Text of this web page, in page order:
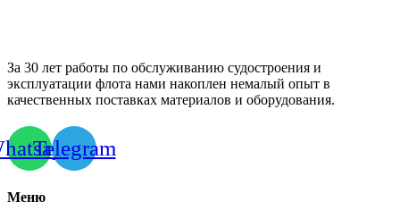
За 30 лет работы по обслуживанию судостроения и
эксплуатации флота нами накоплен немалый опыт в
качественных поставках материалов и оборудования.
Telegram
Меню